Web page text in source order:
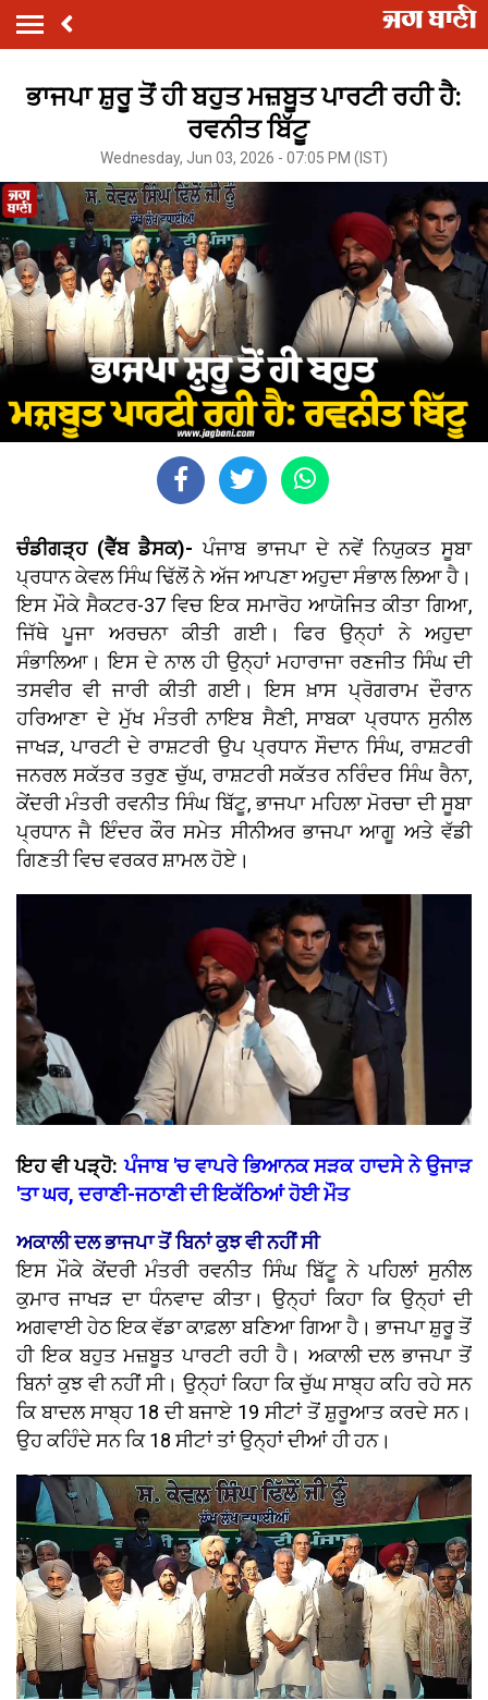
ਭਾਜਪਾ ਸ਼ੁਰੂ ਤੋਂ ਹੀ ਬਹੁਤ ਮਜ਼ਬੂਤ ​​ਪਾਰਟੀ ਰਹੀ ਹੈ:
ਰਵਨੀਤ ਬਿੱਟੂ
Wednesday, Jun 03, 2026 - 07:05 PM (IST)
ਚੰਡੀਗੜ੍ਹ (ਵੈੱਬ ਡੈਸਕ)-ਪੰਜਾਬ ਭਾਜਪਾ ਦੇ ਨਵੇਂ ਨਿਯੁਕਤ ਸੂਬਾ
ਪ੍ਰਧਾਨ ਕੇਵਲ ਸਿੰਘ ਢਿੱਲੋਂ ਨੇ ਅੱਜ ਆਪਣਾ ਅਹੁਦਾ ਸੰਭਾਲ ਲਿਆ ਹੈ।
ਇਸ ਮੌਕੇ ਸੈਕਟਰ-37 ਵਿਚ ਇਕ ਸਮਾਰੋਹ ਆਯੋਜਿਤ ਕੀਤਾ ਗਿਆ,
ਜਿੱਥੇ ਪੂਜਾ ਅਰਚਨਾ ਕੀਤੀ ਗਈ। ਫਿਰ ਉਨ੍ਹਾਂ ਨੇ ਅਹੁਦਾ
ਸੰਭਾਲਿਆ। ਇਸ ਦੇ ਨਾਲ ਹੀ ਉਨ੍ਹਾਂ ਮਹਾਰਾਜਾ ਰਣਜੀਤ ਸਿੰਘ ਦੀ
ਤਸਵੀਰ ਵੀ ਜਾਰੀ ਕੀਤੀ ਗਈ। ਇਸ ਖ਼ਾਸ ਪ੍ਰੋਗਰਾਮ ਦੌਰਾਨ
ਹਰਿਆਣਾ ਦੇ ਮੁੱਖ ਮੰਤਰੀ ਨਾਇਬ ਸੈਣੀ, ਸਾਬਕਾ ਪ੍ਰਧਾਨ ਸੁਨੀਲ
ਜਾਖੜ, ਪਾਰਟੀ ਦੇ ਰਾਸ਼ਟਰੀ ਉਪ ਪ੍ਰਧਾਨ ਸੌਦਾਨ ਸਿੰਘ, ਰਾਸ਼ਟਰੀ
ਜਨਰਲ ਸਕੱਤਰ ਤਰੁਣ ਚੁੱਘ, ਰਾਸ਼ਟਰੀ ਸਕੱਤਰ ਨਰਿੰਦਰ ਸਿੰਘ ਰੈਨਾ,
ਕੇਂਦਰੀ ਮੰਤਰੀ ਰਵਨੀਤ ਸਿੰਘ ਬਿੱਟੂ, ਭਾਜਪਾ ਮਹਿਲਾ ਮੋਰਚਾ ਦੀ ਸੂਬਾ
ਪ੍ਰਧਾਨ ਜੈ ਇੰਦਰ ਕੌਰ ਸਮੇਤ ਸੀਨੀਅਰ ਭਾਜਪਾ ਆਗੂ ਅਤੇ ਵੱਡੀ
ਗਿਣਤੀ ਵਿਚ ਵਰਕਰ ਸ਼ਾਮਲ ਹੋਏ।
ਇਹ ਵੀ ਪੜ੍ਹੋ:ਪੰਜਾਬ 'ਚ ਵਾਪਰੇ ਭਿਆਨਕ ਸੜਕ ਹਾਦਸੇ ਨੇ ਉਜਾੜ
'ਤਾ ਘਰ, ਦਰਾਣੀ-ਜਠਾਣੀ ਦੀ ਇਕੱਠਿਆਂ ਹੋਈ ਮੌਤ
ਅਕਾਲੀ ਦਲ ਭਾਜਪਾ ਤੋਂ ਬਿਨਾਂ ਕੁਝ ਵੀ ਨਹੀਂ ਸੀ
ਇਸ ਮੌਕੇ ਕੇਂਦਰੀ ਮੰਤਰੀ ਰਵਨੀਤ ਸਿੰਘ ਬਿੱਟੂ ਨੇ ਪਹਿਲਾਂ ਸੁਨੀਲ
ਕੁਮਾਰ ਜਾਖੜ ਦਾ ਧੰਨਵਾਦ ਕੀਤਾ। ਉਨ੍ਹਾਂ ਕਿਹਾ ਕਿ ਉਨ੍ਹਾਂ ਦੀ
ਅਗਵਾਈ ਹੇਠ ਇਕ ਵੱਡਾ ਕਾਫ਼ਲਾ ਬਣਿਆ ਗਿਆ ਹੈ। ਭਾਜਪਾ ਸ਼ੁਰੂ ਤੋਂ
ਹੀ ਇਕ ਬਹੁਤ ਮਜ਼ਬੂਤ ​​ਪਾਰਟੀ ਰਹੀ ਹੈ। ਅਕਾਲੀ ਦਲ ਭਾਜਪਾ ਤੋਂ
ਬਿਨਾਂ ਕੁਝ ਵੀ ਨਹੀਂ ਸੀ। ਉਨ੍ਹਾਂ ਕਿਹਾ ਕਿ ਚੁੱਘ ਸਾਬ੍ਹ ਕਹਿ ਰਹੇ ਸਨ
ਕਿ ਬਾਦਲ ਸਾਬ੍ਹ 18 ਦੀ ਬਜਾਏ 19 ਸੀਟਾਂ ਤੋਂ ਸ਼ੁਰੂਆਤ ਕਰਦੇ ਸਨ।
ਉਹ ਕਹਿੰਦੇ ਸਨ ਕਿ 18 ਸੀਟਾਂ ਤਾਂ ਉਨ੍ਹਾਂ ਦੀਆਂ ਹੀ ਹਨ।